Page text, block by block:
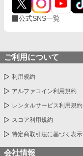
公式SNS一覧
ご利用について
利用規約
アルファコイン利用規約
レンタルサービス利用規約
スコア利用規約
特定商取引法に基づく表示
会社情報